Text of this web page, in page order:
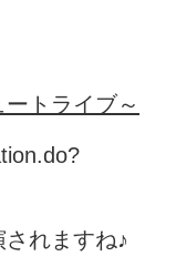
トライブ～
れますね♪